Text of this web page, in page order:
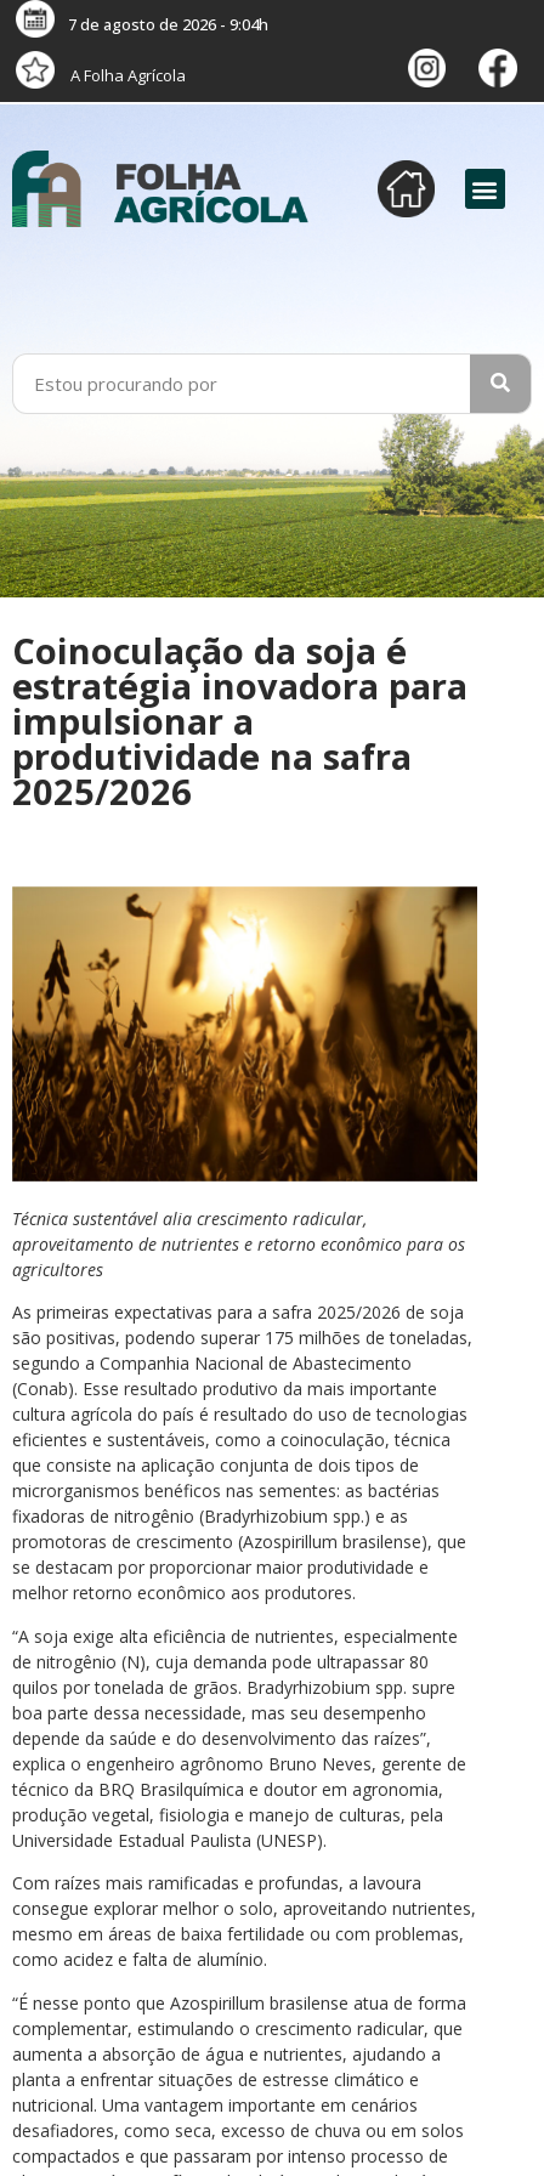
7 de agosto de 2026 - 9:04h
A Folha Agrícola
Coinoculação da soja é
estratégia inovadora para
impulsionar a
produtividade na safra
2025/2026
Técnica sustentável alia crescimento radicular,
aproveitamento de nutrientes e retorno econômico para os
agricultores
As primeiras expectativas para a safra 2025/2026 de soja
são positivas, podendo superar 175 milhões de toneladas,
segundo a Companhia Nacional de Abastecimento
(Conab). Esse resultado produtivo da mais importante
cultura agrícola do país é resultado do uso de tecnologias
eficientes e sustentáveis, como a coinoculação, técnica
que consiste na aplicação conjunta de dois tipos de
microrganismos benéficos nas sementes: as bactérias
fixadoras de nitrogênio (Bradyrhizobium spp.) e as
promotoras de crescimento (Azospirillum brasilense), que
se destacam por proporcionar maior produtividade e
melhor retorno econômico aos produtores.
“A soja exige alta eficiência de nutrientes, especialmente
de nitrogênio (N), cuja demanda pode ultrapassar 80
quilos por tonelada de grãos. Bradyrhizobium spp. supre
boa parte dessa necessidade, mas seu desempenho
depende da saúde e do desenvolvimento das raízes”,
explica o engenheiro agrônomo Bruno Neves, gerente de
técnico da BRQ Brasilquímica e doutor em agronomia,
produção vegetal, fisiologia e manejo de culturas, pela
Universidade Estadual Paulista (UNESP).
Com raízes mais ramificadas e profundas, a lavoura
consegue explorar melhor o solo, aproveitando nutrientes,
mesmo em áreas de baixa fertilidade ou com problemas,
como acidez e falta de alumínio.
“É nesse ponto que Azospirillum brasilense atua de forma
complementar, estimulando o crescimento radicular, que
aumenta a absorção de água e nutrientes, ajudando a
planta a enfrentar situações de estresse climático e
nutricional. Uma vantagem importante em cenários
desafiadores, como seca, excesso de chuva ou em solos
compactados e que passaram por intenso processo de